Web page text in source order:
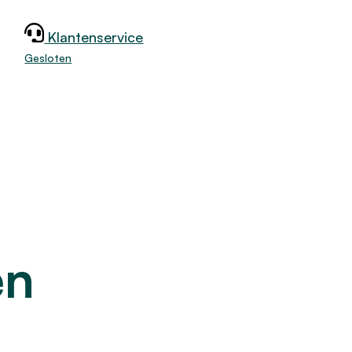
Klantenservice
Gesloten